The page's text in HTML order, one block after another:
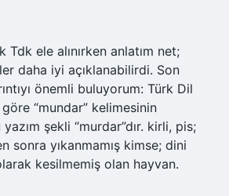
Tdk ele alınırken anlatım net;
daha iyi açıklanabilirdi. Son
önemli buluyorum: Türk Dil
göre “mundar” kelimesinin
şekli “murdar”dır. kirli, pis;
sonra yıkanmamış kimse; dini
kesilmemiş olan hayvan.